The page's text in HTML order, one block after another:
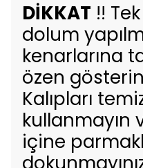
DİKKAT !!
dolum
kenarlarına
özen
Kalıpları
kullanmayın
içine